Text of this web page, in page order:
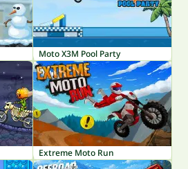
Moto X3M Pool Party
Extreme Moto Run